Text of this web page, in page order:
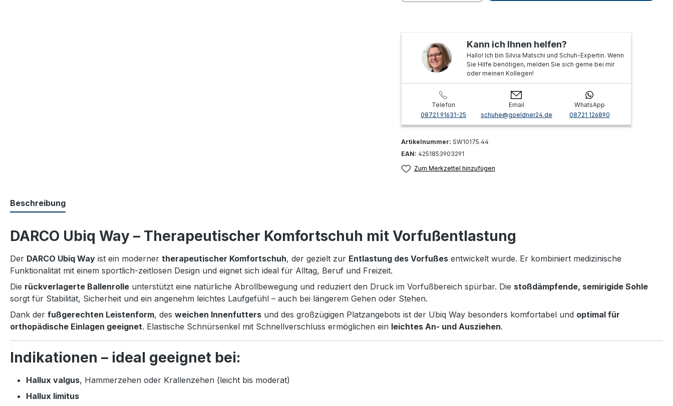
Kann ich Ihnen helfen?
Hallo! Ich bin Silvia Matschi und Schuh-Expertin. Wenn
Sie Hilfe benötigen, melden Sie sich gerne bei mir
oder meinen Kollegen!
Telefon
08721 91631-25
Email
schuhe@goeldner24.de
WhatsApp
08721 126890
Artikelnummer:SW10175.44
EAN:4251853903291
Zum Merkzettel hinzufügen
Beschreibung
DARCO Ubiq Way – Therapeutischer Komfortschuh mit Vorfußentlastung
Der DARCO Ubiq Way ist ein moderner therapeutischer Komfortschuh, der gezielt zur Entlastung des Vorfußes entwickelt wurde. Er kombiniert medizinische
Funktionalität mit einem sportlich-zeitlosen Design und eignet sich ideal für Alltag, Beruf und Freizeit.
Die rückverlagerte Ballenrolle unterstützt eine natürliche Abrollbewegung und reduziert den Druck im Vorfußbereich spürbar. Die stoßdämpfende, semirigide Sohle
sorgt für Stabilität, Sicherheit und ein angenehm leichtes Laufgefühl – auch bei längerem Gehen oder Stehen.
Dank der fußgerechten Leistenform, des weichen Innenfutters und des großzügigen Platzangebots ist der Ubiq Way besonders komfortabel und optimal für
orthopädische Einlagen geeignet. Elastische Schnürsenkel mit Schnellverschluss ermöglichen ein leichtes An- und Ausziehen.
Indikationen – ideal geeignet bei:
Hallux valgus, Hammerzehen oder Krallenzehen (leicht bis moderat)
Hallux limitus